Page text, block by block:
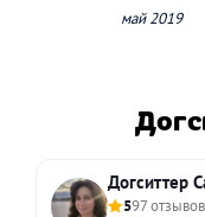
май 2019
Догситтер
597 отзывов